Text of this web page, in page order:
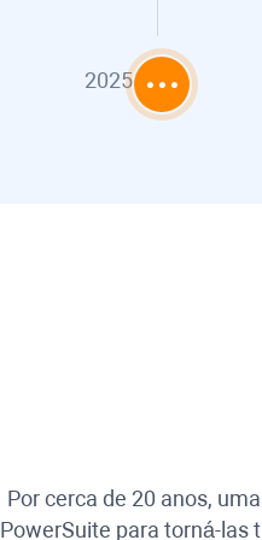
2025
Por cerca de 20 anos,
PowerSuite para torná-las